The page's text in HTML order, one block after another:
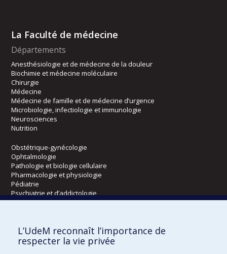
La Faculté de médecine
Départements
Anesthésiologie et de médecine de la douleur
Biochimie et médecine moléculaire
Chirurgie
Médecine
Médecine de famille et de médecine d’urgence
Microbiologie, infectiologie et immunologie
Neurosciences
Nutrition
Obstétrique-gynécologie
Ophtalmologie
Pathologie et biologie cellulaire
Pharmacologie et physiologie
Pédiatrie
Psychiatrie et d’addictologie
Radiologie, radio-oncologie et médecine nucléaire
Écoles
L’UdeM reconnaît l’importance de
respecter la vie privée